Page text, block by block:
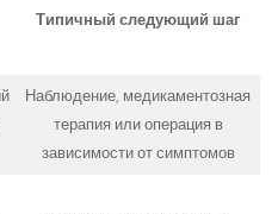
Типичный следующий шаг
Наблюдение, медикаментозная
терапия или операция в
зависимости от симптомов